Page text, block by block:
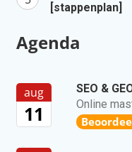
[stappenplan]
Agenda
aug
11
SEO &
Online